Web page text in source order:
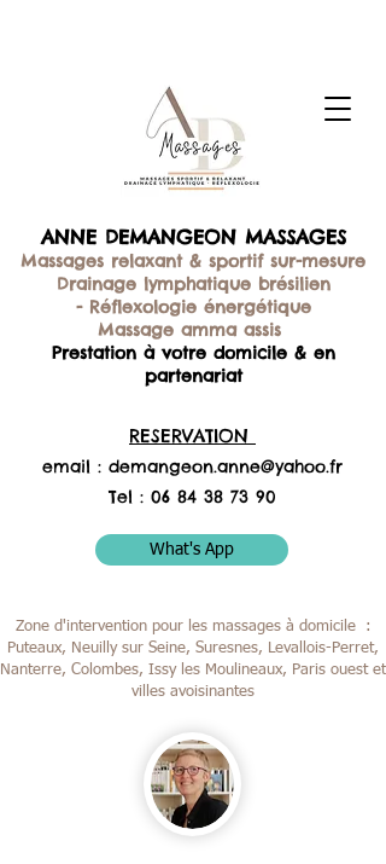
ANNE DEMANGEON MASSAGES
Massages relaxant & sportif sur-mesure
Drainage lymphatique brésilien
- Réflexologie énergétique
Massage amma assis
Prestation à votre domicile & en
partenariat
RESERVATION
email : demangeon.anne@yahoo.fr
Tel : 06 84 38 73 90
What's App
Zone d'intervention pour les massages à domicile :
Puteaux, Neuilly sur Seine, Suresnes, Levallois-Perret,
Nanterre, Colombes, Issy les Moulineaux, Paris ouest et
villes avoisinantes